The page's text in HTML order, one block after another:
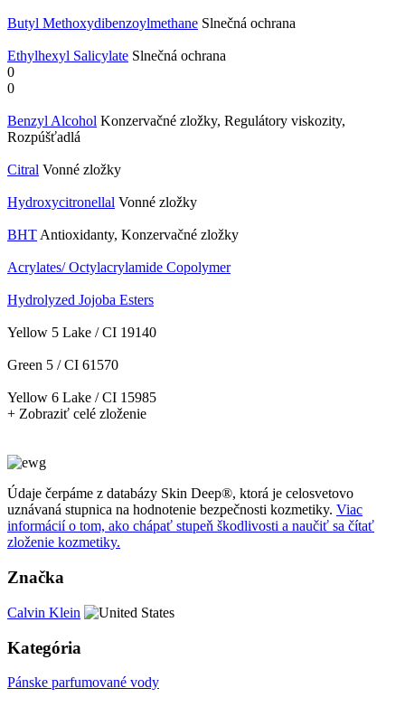
Butyl Methoxydibenzoylmethane Slnečná ochrana
Ethylhexyl Salicylate Slnečná ochrana
0
0
Benzyl Alcohol Konzervačné zložky, Regulátory viskozity,
Rozpúšťadlá
Citral Vonné zložky
Hydroxycitronellal Vonné zložky
BHTAntioxidanty, Konzervačné zložky
Acrylates/ Octylacrylamide Copolymer
Hydrolyzed Jojoba Esters
Yellow 5 Lake / CI 19140
Green 5 / CI 61570
Yellow 6 Lake / CI 15985
+ Zobraziť celé zloženie
Údaje čerpáme z databázy Skin Deep®, ktorá je celosvetovo
uznávaná stupnica na hodnotenie bezpečnosti kozmetiky. Viac
informácií o tom, ako chápať stupeň škodlivosti a naučiť sa čítať
zloženie kozmetiky.
Značka
Calvin Klein
Kategória
Pánske parfumované vody